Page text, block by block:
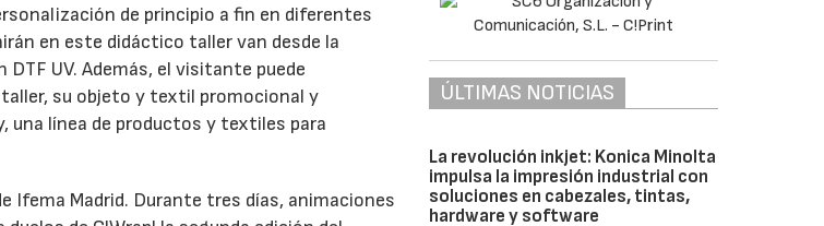
de principio a fin en diferentes
en este didáctico taller van desde la
UV. Además, el visitante puede
su objeto y textil promocional y
una línea de productos y textiles para
Ifema Madrid. Durante tres días, animaciones
ÚLTIMAS NOTICIAS
La revolución inkjet: Konica Minolta
impulsa la impresión industrial con
soluciones en cabezales, tintas,
hardware y software